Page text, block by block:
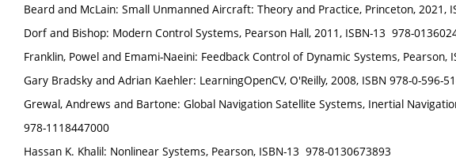
Beard and McLain: Small Unmanned Aircraft: Theory and Practice, Princeton, 2021,
Dorf and Bishop: Modern Control Systems, Pearson Hall, 2011, ISBN-13 ‎ 978-
Franklin, Powel and Emami-Naeini: Feedback Control of Dynamic Systems, Pearson,
Gary Bradsky and Adrian Kaehler: LearningOpenCV, O'Reilly, 2008, ISBN 978-0-596-
Grewal, Andrews and Bartone: Global Navigation Satellite Systems, Inertial
978-1118447000
Hassan K. Khalil: Nonlinear Systems, Pearson, ISBN-13 ‎ 978-0130673893